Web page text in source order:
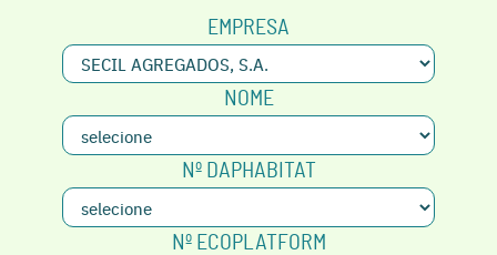
EMPRESA
NOME
Nº DAPHABITAT
Nº ECOPLATFORM